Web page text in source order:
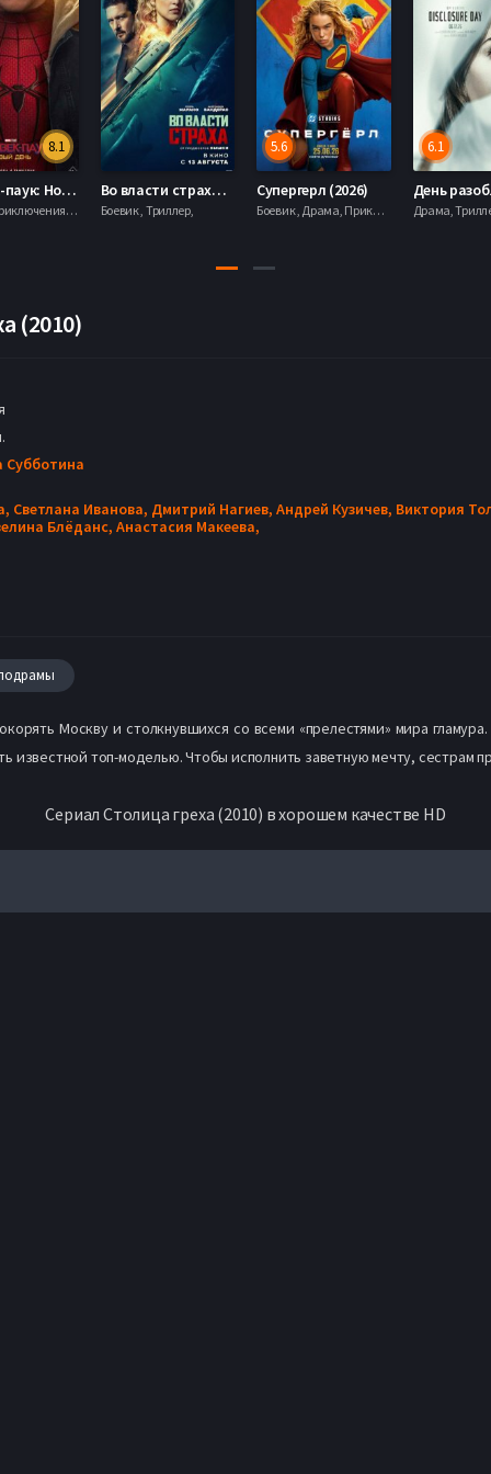
8.1
Человек-паук: Новый день (2026)
Боевик , Приключения, Фантастика, Фэнтези,
Во власти страха (2026)
Боевик , Триллер,
5.6
Супергерл (2026)
Боевик , Драма, Приключения, Фантастика,
6.1
(2010)
Субботина
Светлана Иванова, Дмитрий Нагиев, Андрей Кузичев, Виктория
Блёданс, Анастасия Макеева,
Москву и столкнувшихся со всеми «прелестями» мира
топ-моделью. Чтобы исполнить заветную мечту, сестрам
Сериал Столица греха (2010) в хорошем качестве HD